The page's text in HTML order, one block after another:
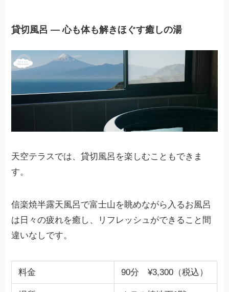
貸切風呂 ― 心も体も解きほぐす癒しの湯
天空テラスでは、貸切風呂を楽しむこともできま
す。
信楽焼半露天風呂で富士山を眺めながら入るお風呂
は日々の疲れを癒し、リフレッシュができること間
違いなしです。
料金 90分 ¥3,300（税込）